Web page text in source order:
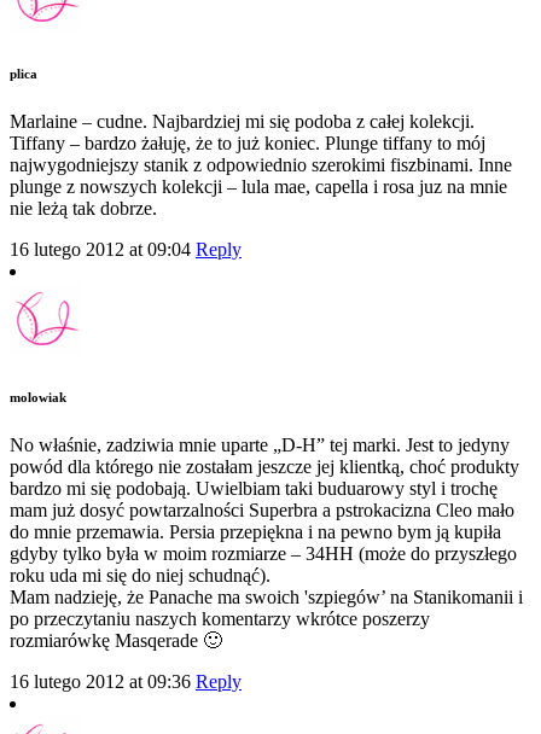
plica
Marlaine – cudne. Najbardziej mi się podoba z całej kolekcji.
Tiffany – bardzo żałuję, że to już koniec. Plunge tiffany to mój
najwygodniejszy stanik z odpowiednio szerokimi fiszbinami. Inne
plunge z nowszych kolekcji – lula mae, capella i rosa juz na mnie
nie leżą tak dobrze.
16 lutego 2012 at 09:04 Reply
molowiak
No właśnie, zadziwia mnie uparte „D-H” tej marki. Jest to jedyny
powód dla którego nie zostałam jeszcze jej klientką, choć produkty
bardzo mi się podobają. Uwielbiam taki buduarowy styl i trochę
mam już dosyć powtarzalności Superbra a pstrokacizna Cleo mało
do mnie przemawia. Persia przepiękna i na pewno bym ją kupiła
gdyby tylko była w moim rozmiarze – 34HH (może do przyszłego
roku uda mi się do niej schudnąć).
Mam nadzieję, że Panache ma swoich 'szpiegów’ na Stanikomanii i
po przeczytaniu naszych komentarzy wkrótce poszerzy
rozmiarówkę Masqerade 🙂
16 lutego 2012 at 09:36 Reply